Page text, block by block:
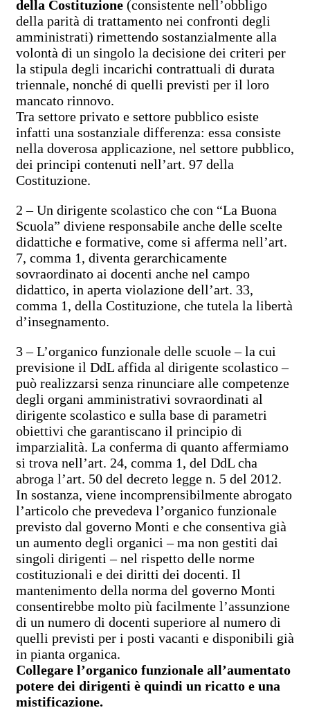
della Costituzione (consistente nell’obbligo
della parità di trattamento nei confronti degli
amministrati) rimettendo sostanzialmente alla
volontà di un singolo la decisione dei criteri per
la stipula degli incarichi contrattuali di durata
triennale, nonché di quelli previsti per il loro
mancato rinnovo.
Tra settore privato e settore pubblico esiste
infatti una sostanziale differenza: essa consiste
nella doverosa applicazione, nel settore pubblico,
dei principi contenuti nell’art. 97 della
Costituzione.
2 – Un dirigente scolastico che con “La Buona
Scuola” diviene responsabile anche delle scelte
didattiche e formative, come si afferma nell’art.
7, comma 1, diventa gerarchicamente
sovraordinato ai docenti anche nel campo
didattico, in aperta violazione dell’art. 33,
comma 1, della Costituzione, che tutela la libertà
d’insegnamento.
3 – L’organico funzionale delle scuole – la cui
previsione il DdL affida al dirigente scolastico –
può realizzarsi senza rinunciare alle competenze
degli organi amministrativi sovraordinati al
dirigente scolastico e sulla base di parametri
obiettivi che garantiscano il principio di
imparzialità. La conferma di quanto affermiamo
si trova nell’art. 24, comma 1, del DdL cha
abroga l’art. 50 del decreto legge n. 5 del 2012.
In sostanza, viene incomprensibilmente abrogato
l’articolo che prevedeva l’organico funzionale
previsto dal governo Monti e che consentiva già
un aumento degli organici – ma non gestiti dai
singoli dirigenti – nel rispetto delle norme
costituzionali e dei diritti dei docenti. Il
mantenimento della norma del governo Monti
consentirebbe molto più facilmente l’assunzione
di un numero di docenti superiore al numero di
quelli previsti per i posti vacanti e disponibili già
in pianta organica.
Collegare l’organico funzionale all’aumentato
potere dei dirigenti è quindi un ricatto e una
mistificazione.